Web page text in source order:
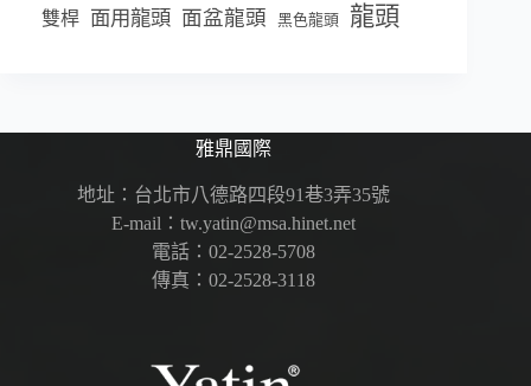
雙桿 面用龍頭 面盆龍頭 黑色龍頭 龍頭
雅鼎國際
地址：台北市八德路四段91巷3弄35號
E-mail：tw.yatin@msa.hinet.net
電話：02-2528-5708
傳真：02-2528-3118